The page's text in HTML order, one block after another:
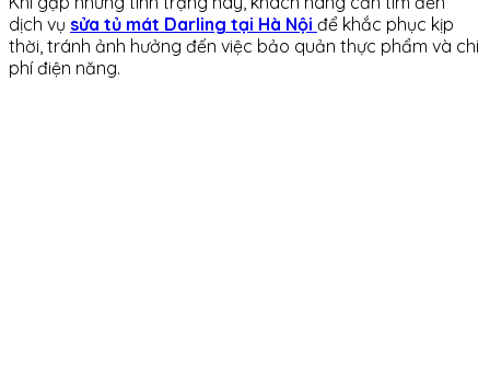
dịch vụ sửa tủ mát Darling tại Hà Nội để khắc phục kịp
thời, tránh ảnh hưởng đến việc bảo quản thực phẩm và chi
phí điện năng.